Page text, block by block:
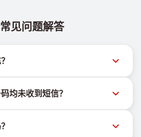
常见问题解答
查看。该频道会及时更新，
码库存。
均未收到短信？
法可能因多种原因拦截临时号码的